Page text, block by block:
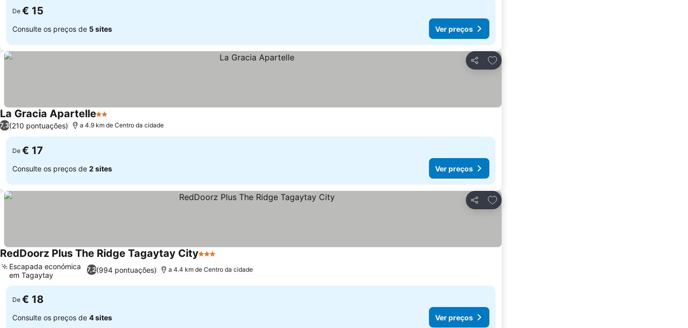
De € 15
Consulte os preços de 5 sites Ver preços
Partilhar
Adicionar aos favoritos
La Gracia Apartelle2 Estrelas
7,3(210 pontuações) a 4.9 km de Centro da cidade
De € 17
Consulte os preços de 2 sites Ver preços
Partilhar
Adicionar aos favoritos
RedDoorz Plus The Ridge Tagaytay City3 Estrelas
7,2(994 pontuações)
Escapada económica
em Tagaytay
a 4.4 km de Centro da cidade
De € 18
Consulte os preços de 4 sites Ver preços